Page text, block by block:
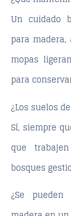
Un cuidado
para
mopas
para
¿Los suelos
Sí, siempre
que
bosques
¿Se